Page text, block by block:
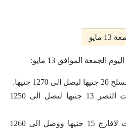
الجمعة الموافق 13 مايو:
جنيها.
تراجعت أسعار طن أسمنت النصر 13 جنيها ليصل الى 1250
تراجعت أسعار طن أسمنت لافارج 15 جنيها ووصل الى 1260